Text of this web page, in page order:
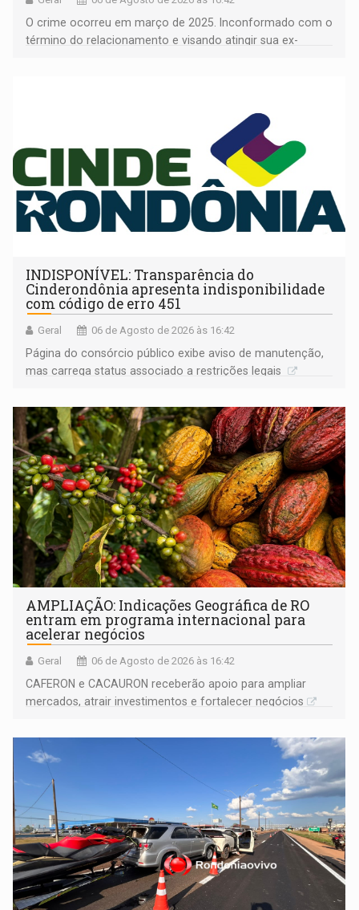
O crime ocorreu em março de 2025. Inconformado com o
término do relacionamento e visando atingir sua ex-
INDISPONÍVEL: Transparência do
Cinderondônia apresenta indisponibilidade
com código de erro 451
Geral 06 de Agosto de 2026 às 16:42
Página do consórcio público exibe aviso de manutenção,
mas carrega status associado a restrições legais
AMPLIAÇÃO: Indicações Geográfica de RO
entram em programa internacional para
acelerar negócios
Geral 06 de Agosto de 2026 às 16:42
CAFERON e CACAURON receberão apoio para ampliar
mercados, atrair investimentos e fortalecer negócios